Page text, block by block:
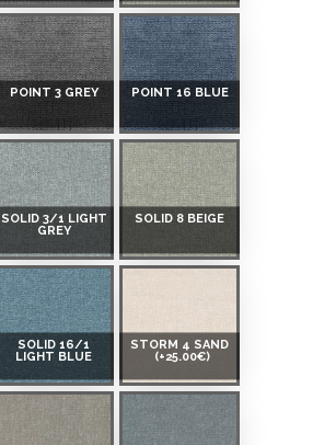
POINT 3 GREY POINT 16 BLUE
SOLID 3/1 LIGHT
GREY
SOLID 8 BEIGE
SOLID 16/1
LIGHT BLUE
STORM 4 SAND
(+25.00€)